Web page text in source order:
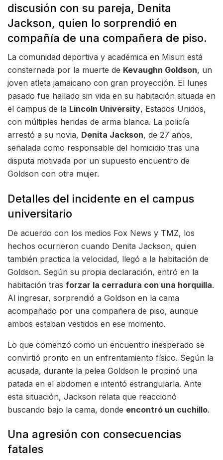
discusión con su pareja, Denita
Jackson, quien lo sorprendió en
compañía de una compañera de piso.
La comunidad deportiva y académica en Misuri está
consternada por la muerte de Kevaughn Goldson, un
joven atleta jamaicano con gran proyección. El lunes
pasado fue hallado sin vida en su habitación situada en
el campus de la Lincoln University, Estados Unidos,
con múltiples heridas de arma blanca. La policía
arrestó a su novia, Denita Jackson, de 27 años,
señalada como responsable del homicidio tras una
disputa motivada por un supuesto encuentro de
Goldson con otra mujer.
Detalles del incidente en el campus
universitario
De acuerdo con los medios Fox News y TMZ, los
hechos ocurrieron cuando Denita Jackson, quien
también practica la velocidad, llegó a la habitación de
Goldson. Según su propia declaración, entró en la
habitación tras forzar la cerradura con una horquilla.
Al ingresar, sorprendió a Goldson en la cama
acompañado por una compañera de piso, aunque
ambos estaban vestidos en ese momento.
Lo que comenzó como un encuentro inesperado se
convirtió pronto en un enfrentamiento físico. Según la
acusada, durante la pelea Goldson le propinó una
patada en el abdomen e intentó estrangularla. Ante
esta situación, Jackson relata que reaccionó
buscando bajo la cama, donde encontró un cuchillo.
Una agresión con consecuencias
fatales